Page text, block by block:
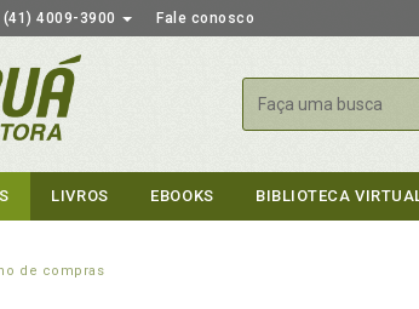
(41) 4009-3900 Fale conosco
Buscar
LIVROS EBOOKS BIBLIOTECA
de compras